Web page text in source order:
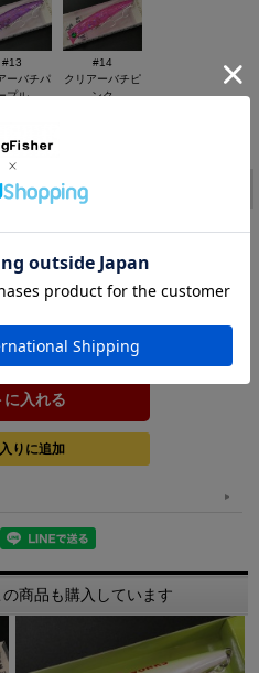
#13
ーバチパ
プル
#14
クリアーバチピ
ンク
商品も購入しています